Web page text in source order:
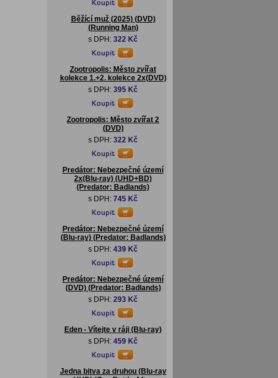
Běžící muž (2025) (DVD)
(Running Man)
s DPH: 322 Kč
Zootropolis: Město zvířat
kolekce 1.+2. kolekce 2x(DVD)
s DPH: 395 Kč
Zootropolis: Město zvířat 2
(DVD)
s DPH: 322 Kč
Predátor: Nebezpečné území
2x(Blu-ray) (UHD+BD)
(Predator: Badlands)
s DPH: 745 Kč
Predátor: Nebezpečné území
(Blu-ray) (Predator: Badlands)
s DPH: 439 Kč
Predátor: Nebezpečné území
(DVD) (Predator: Badlands)
s DPH: 293 Kč
Eden - Vítejte v ráji (Blu-ray)
s DPH: 459 Kč
Jedna bitva za druhou (Blu-ray